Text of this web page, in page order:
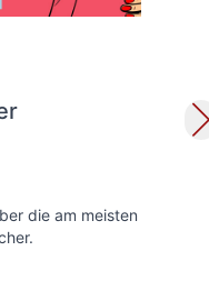
die am meisten